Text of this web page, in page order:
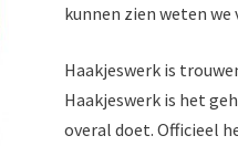
kunnen zien weten we
Haakjeswerk is
Haakjeswerk is het
overal doet. Officieel